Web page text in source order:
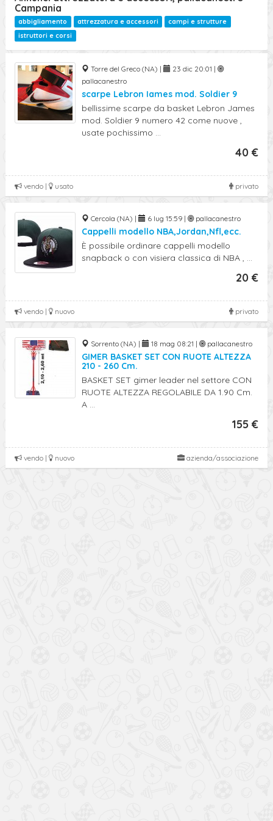
Campania
abbigliamento attrezzatura e accessori
campi e strutture
istruttori e corsi
Torre del Greco (NA) |
23 dic 20:01 |
pallacanestro
scarpe Lebron Iames mod. Soldier 9
bellissime scarpe da basket Lebron James
mod. Soldier 9 numero 42 come nuove ,
usate pochissimo ...
40 €
privato
vendo | usato
Cercola (NA) | 6 lug 15:59 | pallacanestro
Cappelli modello NBA,Jordan,Nfl,ecc.
È possibile ordinare cappelli modello
snapback o con visiera classica di NBA , ...
20 €
privato
vendo | nuovo
Sorrento (NA) | 18 mag 08:21 | pallacanestro
GIMER BASKET SET CON RUOTE ALTEZZA
210 - 260 Cm.
BASKET SET gimer leader nel settore CON
RUOTE ALTEZZA REGOLABILE DA 1.90 Cm.
A ...
155 €
azienda/associazione
vendo | nuovo